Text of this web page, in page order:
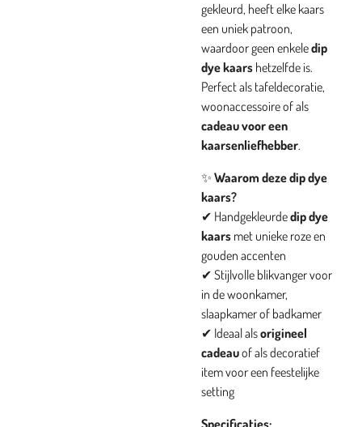
gekleurd, heeft elke kaars
een uniek patroon,
waardoor geen enkeledip
dye kaars hetzelfde is.
Perfect als tafeldecoratie,
woonaccessoire of als
cadeau voor een
kaarsenliefhebber.
✨ Waarom deze dip dye
kaars?
✔ Handgekleurdedip dye
kaars met unieke roze en
gouden accenten
✔ Stijlvolle blikvanger voor
in de woonkamer,
slaapkamer of badkamer
✔ Ideaal alsorigineel
cadeauof als decoratief
item voor een feestelijke
setting
Specificaties: